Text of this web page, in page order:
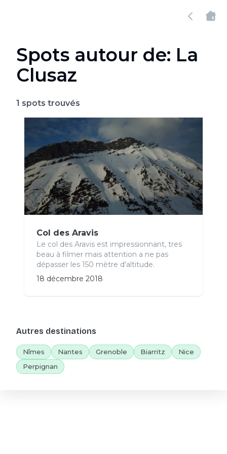
Spots autour de: La
Clusaz
1 spots trouvés
Col des Aravis
Le col des Aravis est impressionnant, tres
beau à filmer mais attention a ne pas
dépasser les 150 mètre d'altitude.
18 décembre 2018
Autres destinations
Nîmes Nantes Grenoble Biarritz
Nice
Perpignan